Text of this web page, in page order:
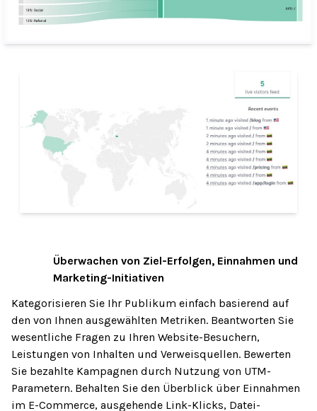
Überwachen von Ziel-Erfolgen, Einnahmen und
Marketing-Initiativen
Kategorisieren Sie Ihr Publikum einfach basierend auf
den von Ihnen ausgewählten Metriken. Beantworten Sie
wesentliche Fragen zu Ihren Website-Besuchern,
Leistungen von Inhalten und Verweisquellen. Bewerten
Sie bezahlte Kampagnen durch Nutzung von UTM-
Parametern. Behalten Sie den Überblick über Einnahmen
im E-Commerce, ausgehende Link-Klicks, Datei-